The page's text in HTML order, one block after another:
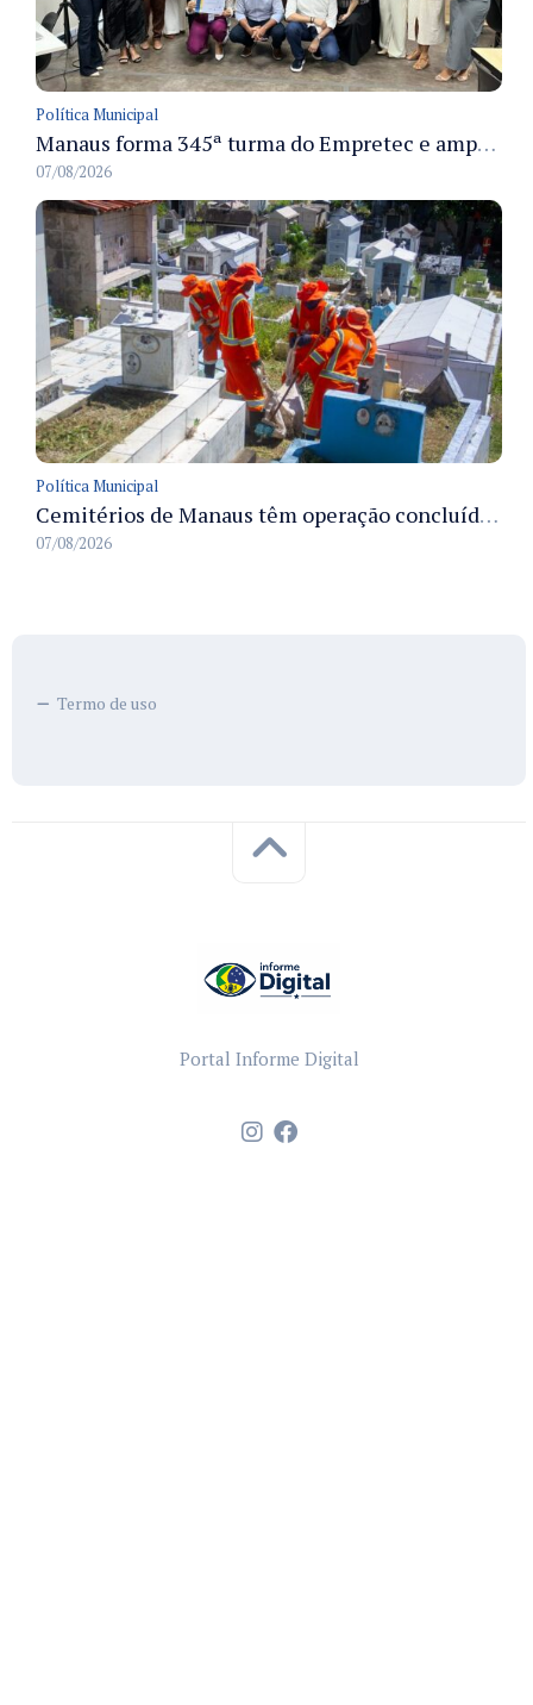
Política Municipal
Manaus forma 345ª turma do Empretec e amplia qualificação de empreendedores na cidade
07/08/2026
Política Municipal
Cemitérios de Manaus têm operação concluída e estrutura pronta para receber famílias no Dia dos Pais
07/08/2026
Termo de uso
Portal Informe Digital